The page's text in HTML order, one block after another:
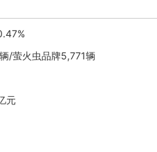
/萤火虫品牌5,771辆
元